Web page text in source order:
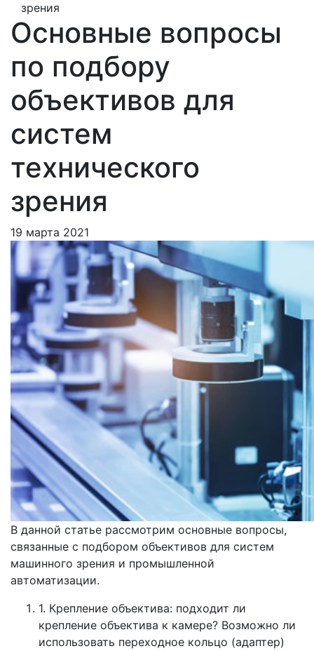
зрения
Основные вопросы
по подбору
объективов для
систем
технического
зрения
19 марта 2021
В данной статье рассмотрим основные вопросы,
связанные с подбором объективов для систем
машинного зрения и промышленной
автоматизации.
1. Крепление объектива: подходит ли
крепление объектива к камере? Возможно ли
использовать переходное кольцо (адаптер)